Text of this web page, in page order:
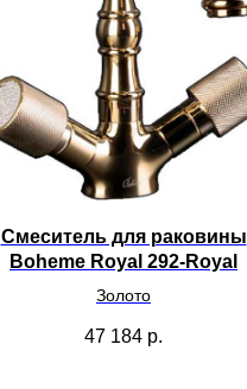
Смеситель для раковины
Boheme Royal 292-Royal
Золото
47 184 р.